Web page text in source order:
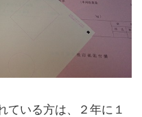
ている方は、２年に１